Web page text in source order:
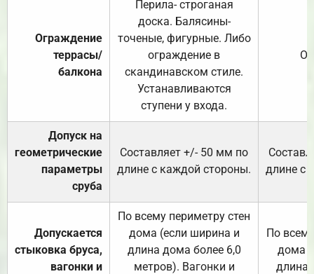
Ограждение
террасы/
балкона
Перила- строганая
доска. Балясины-
точеные, фигурные. Либо
ограждение в
скандинавском стиле.
Устанавливаются
ступени у входа.
Допуск на
геометрические
параметры
сруба
Составляет +/- 50 мм по
длине с каждой стороны.
длине с
Допускается
стыковка бруса,
вагонки и
По всему периметру стен
дома (если ширина и
длина дома более 6,0
метров). Вагонки и
По
дома
длина